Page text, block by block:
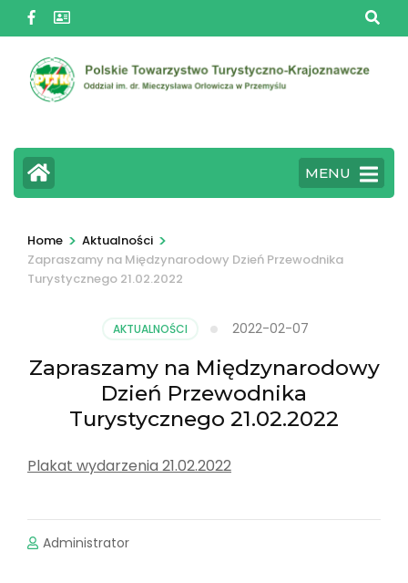
Skip
to
content
(Press
MENU
Home > Aktualności >
Zapraszamy na Międzynarodowy Dzień Przewodnika
Turystycznego 21.02.2022
AKTUALNOŚCI 2022-02-07
Zapraszamy na Międzynarodowy
Dzień Przewodnika
Turystycznego 21.02.2022
Plakat wydarzenia 21.02.2022
Administrator